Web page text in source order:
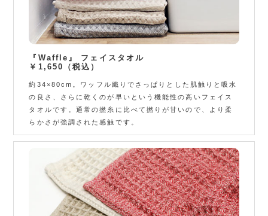
『Waffle』 フェイスタオル
￥1,650（税込）
約34×80cm。ワッフル織りでさっぱりとした肌触りと吸水
の良さ、さらに乾くのが早いという機能性の高いフェイス
タオルです。通常の撚糸に比べて撚りが甘いので、より柔
らかさが強調された感触です。